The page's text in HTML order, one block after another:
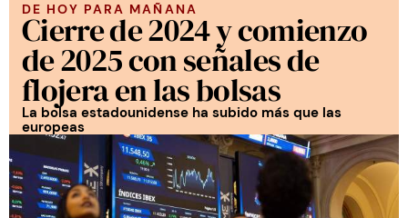
DE HOY PARA MAÑANA
Cierre de 2024 y comienzo
de 2025 con señales de
flojera en las bolsas
La bolsa estadounidense ha subido más que las
europeas